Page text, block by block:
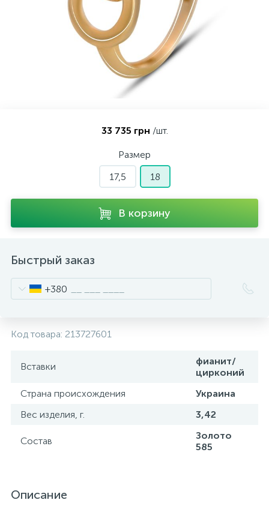
33 735 грн /шт.
Размер
17,5
18
В корзину
Быстрый заказ
+380
Код товара: 213727601
Вставки
фианит/
цирконий
Страна происхождения
Украина
Вес изделия, г.
3,42
Состав
Золото
585
Описание
Серебряные колье
Серебряные цепочки
Серебряные аксессуары
Серебряные сувениры